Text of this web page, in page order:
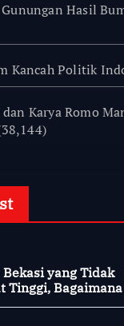
Hasil
Kancah Politik
Karya Romo
yang Tidak
Tinggi, Bagaimana